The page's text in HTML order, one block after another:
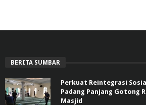
BERITA SUMBAR
Perkuat Reintegrasi
Padang Panjang Gotong
Masjid